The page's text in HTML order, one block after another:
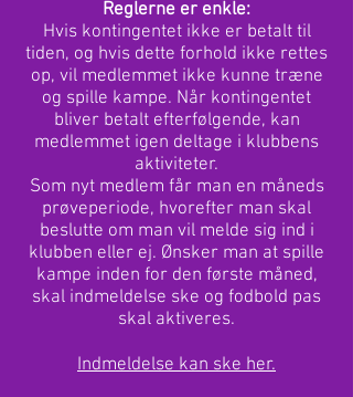
Reglerne er enkle:
Hvis kontingentet ikke er betalt til
tiden, og hvis dette forhold ikke rettes
op, vil medlemmet ikke kunne træne
og spille kampe. Når kontingentet
bliver betalt efterfølgende, kan
medlemmet igen deltage i klubbens
aktiviteter.
Som nyt medlem får man en måneds
prøveperiode, hvorefter man skal
beslutte om man vil melde sig ind i
klubben eller ej. Ønsker man at spille
kampe inden for den første måned,
skal indmeldelse ske og fodbold pas
skal aktiveres.
Indmeldelse kan ske her.